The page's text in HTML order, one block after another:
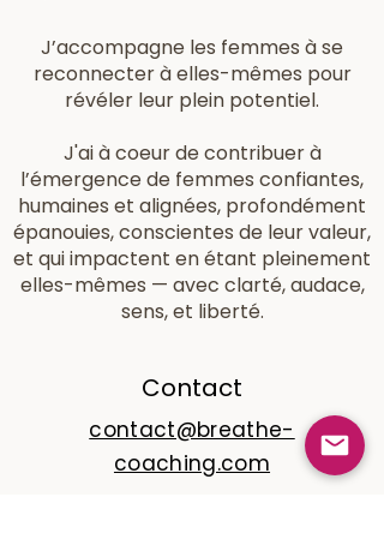
J’accompagne les femmes à se
reconnecter à elles-mêmes pour
révéler leur plein potentiel.
J'ai à coeur de contribuer à
l’émergence de femmes confiantes,
humaines et alignées, profondément
épanouies, conscientes de leur valeur,
et qui impactent en étant pleinement
elles-mêmes — avec clarté, audace,
sens, et liberté.
Contact
contact@breathe-
coaching.com